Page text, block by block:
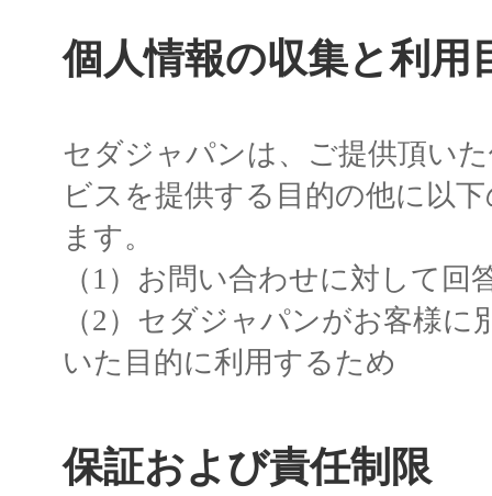
個人情報の収集と利用
セダジャパンは、ご提供頂い
ビスを提供する目的の他に以
ます。
（1）お問い合わせに対して回
（2）セダジャパンがお客様
いた目的に利用するため
保証および責任制限